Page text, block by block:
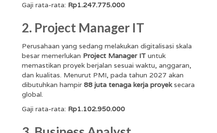
Gaji rata-rata: Rp1.247.775.000
2. Project Manager IT
Perusahaan yang sedang melakukan digitalisasi skala
besar memerlukan Project Manager IT untuk
memastikan proyek berjalan sesuai waktu, anggaran,
dan kualitas. Menurut PMI, pada tahun 2027 akan
dibutuhkan hampir 88 juta tenaga kerja proyeksecara
global.
Gaji rata-rata: Rp1.102.950.000